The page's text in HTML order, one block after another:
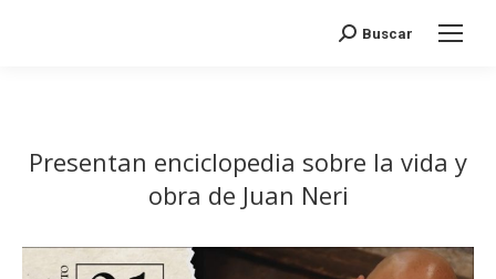
Search:
Buscar
Presentan enciclopedia sobre la vida y
obra de Juan Neri